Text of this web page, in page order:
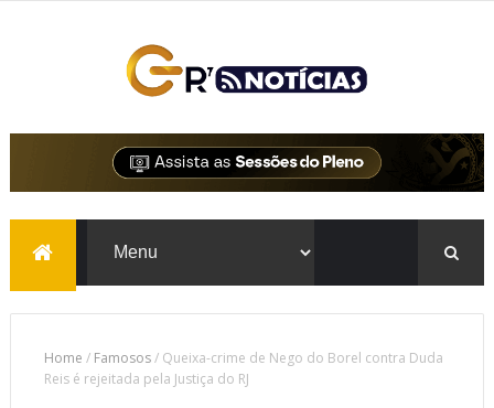
Home / Famosos/ Queixa-crime de Nego do Borel contra Duda
Reis é rejeitada pela Justiça do RJ